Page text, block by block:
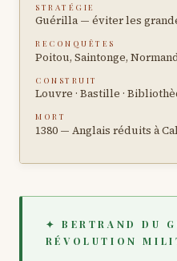
STRATÉGIE
Guérilla — éviter les
RECONQUÊTES
Poitou, Saintonge,
CONSTRUIT
Louvre · Bastille ·
MORT
1380 — Anglais réduits à
✦ BERTRAND DU
RÉVOLUTION